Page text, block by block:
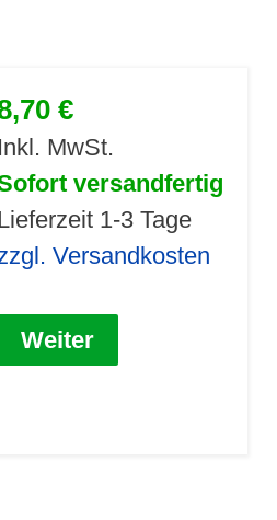
€
Inkl. MwSt.
versandfertig
1-3 Tage
Versandkosten
Weiter